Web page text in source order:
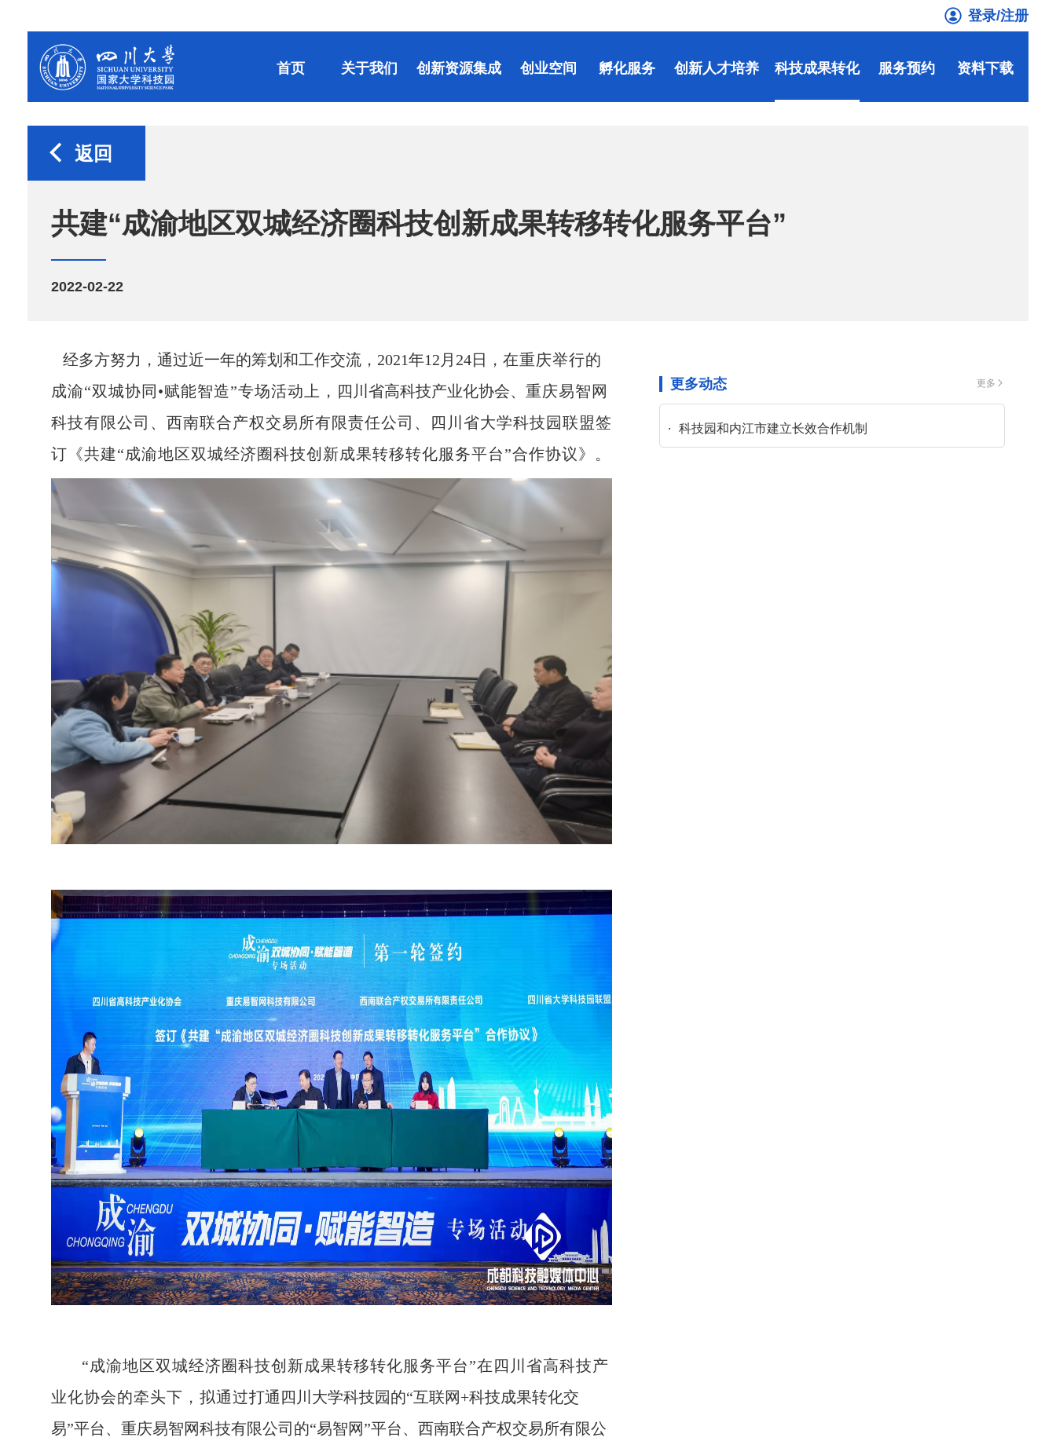
登录/注册
首页 关于我们 创新资源集成 创业空间 孵化服务 创新人才培养 科技成果转化 服务预约 资料下载
返回
共建“成渝地区双城经济圈科技创新成果转移转化服务平台”
2022-02-22
经多方努力，通过近一年的筹划和工作交流，2021年12月24日， 在重庆举行的
成渝“双城协同•赋能智造”专场活动上， 四川省高科技产业化协会、 重庆易智网
科技有限公司、西南联合产权交易所有限责任公司、四川省大学科技园联盟签
订《共建“成渝地区双城经济圈科技创新成果转移转化服务平台”合作协议》。
“成渝地区双城经济圈科技创新成果转移转化服务平台”在四川省高科技产
业化协会的牵头下，拟通过打通四川大学科技园的“互联网+科技成果转化交
易”平台、 重庆易智网科技有限公司的“易智网”平台、西南联合产权交易所有限公
更多动态 更多
科技园和内江市建立长效合作机制